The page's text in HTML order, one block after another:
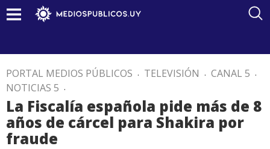
PORTAL MEDIOS PÚBLICOS . TELEVISIÓN . CANAL 5 .
NOTICIAS 5 .
La Fiscalía española pide más de 8
años de cárcel para Shakira por
fraude